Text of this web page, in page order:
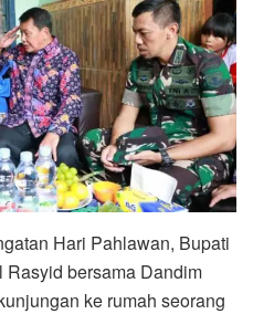
Hari Pahlawan, Bupati
Rasyid bersama Dandim
ke rumah seorang